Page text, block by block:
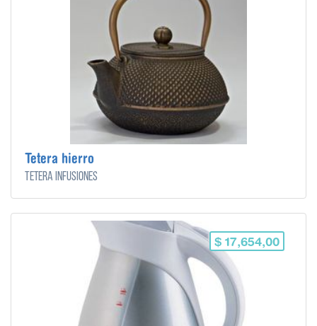
Tetera hierro
Tetera infusiones
$ 17,654,00